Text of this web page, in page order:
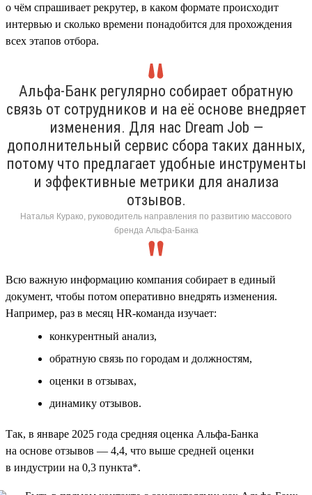
о чём спрашивает рекрутер, в каком формате происходит
интервью и сколько времени понадобится для прохождения
всех этапов отбора.
Альфа-Банк регулярно собирает обратную
связь от сотрудников и на её основе внедряет
изменения. Для нас Dream Job —
дополнительный сервис сбора таких данных,
потому что предлагает удобные инструменты
и эффективные метрики для анализа
отзывов.
Наталья Курако, руководитель направления по развитию массового
бренда Альфа-Банка
Всю важную информацию компания собирает в единый
документ, чтобы потом оперативно внедрять изменения.
Например, раз в месяц HR-команда изучает:
конкурентный анализ,
обратную связь по городам и должностям,
оценки в отзывах,
динамику отзывов.
Так, в январе 2025 года средняя оценка Альфа-Банка
на основе отзывов — 4,4, что выше средней оценки
в индустрии на 0,3 пункта*.